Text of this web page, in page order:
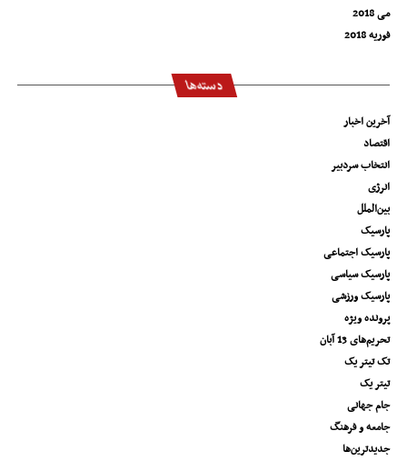
می 2018
فوریه 2018
دسته‌ها
آخرین اخبار
اقتصاد
انتخاب سردبیر
انرژی
بین‌الملل
پارسیک
پارسیک اجتماعی
پارسیک سیاسی
پارسیک ورزشی
پرونده ویژه
تحریم‌های 13 آبان
تک تیتر یک
تیتر یک
جام جهانی
جامعه و فرهنگ
جدیدترین‌ها